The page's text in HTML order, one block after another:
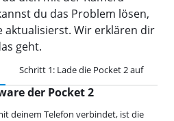
du das Problem lösen,
aktualisierst. Wir erklären dir
geht.
Schritt 1: Lade die Pocket 2 auf
der Pocket 2
deinem Telefon verbindet, ist die